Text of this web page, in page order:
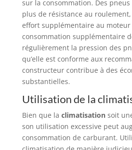
sur la consommation. Des
plus de résistance au
effort supplémentaire au moteur
consommation supplémentaire
régulièrement la pression des
qu’elle est conforme aux
constructeur contribue à des
substantielles.
Utilisation de la
Bien que la climatisationsoit
son utilisation excessive peut
consommation de carburant.